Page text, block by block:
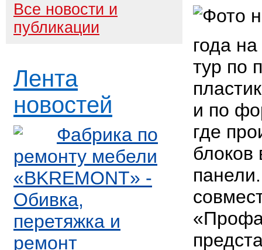
Все новости и
публикации
Лента
новостей
Фабрика по
ремонту мебели
«BKREMONT» -
Обивка,
перетяжка и
ремонт
года
тур по
и по
где
блоков